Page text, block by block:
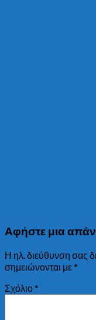
Αφήστε μια
Η ηλ. διεύθυνση σας
σημειώνονται με*
Σχόλιο*